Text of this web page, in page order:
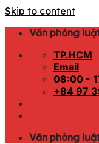
Skip to content
Văn phòng
TP.HCM
Email
08:00 -
+84 97
Văn phòng